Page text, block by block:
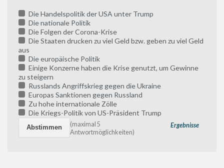
Die Handelspolitik der USA unter Trump
Die nationale Politik
Die Folgen der Corona-Krise
Die Staaten drucken zu viel Geld bzw. geben zu viel Geld
aus
Die europäische Politik
Einige Konzerne haben die Krise genutzt, um Gewinne
zu steigern
Russlands Angriffskrieg gegen die Ukraine
Europas Sanktionen gegen Russland
Zu hohe internationale Zölle
Die Kriegs-Politik von US-Präsident Trump
Ergebnisse
(maximal 5
Antwortmöglichkeiten)